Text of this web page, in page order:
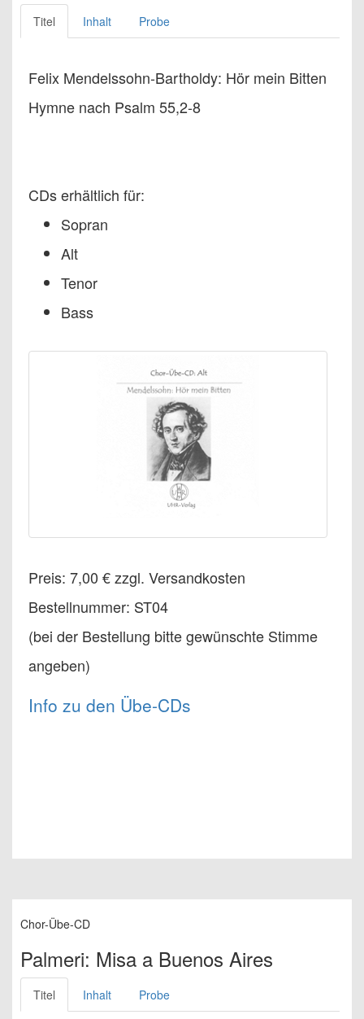
Titel Inhalt Probe
Felix Mendelssohn-Bartholdy: Hör mein Bitten
Hymne nach Psalm 55,2-8
CDs erhältlich für:
Sopran
Alt
Tenor
Bass
Preis: 7,00 € zzgl. Versandkosten
Bestellnummer: ST04
(bei der Bestellung bitte gewünschte Stimme
angeben)
Info zu den Übe-CDs
Chor-Übe-CD
Palmeri: Misa a Buenos Aires
Titel Inhalt Probe